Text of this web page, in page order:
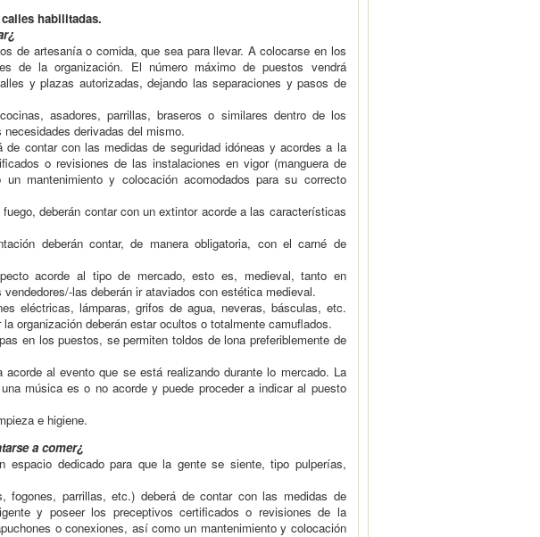
habilitadas.
de artesanía o comida, que sea para llevar. A colocarse en los
de la organización. El número máximo de puestos vendrá
y plazas autorizadas, dejando las separaciones y pasos de
asadores, parrillas, braseros o similares dentro de los
derivadas del mismo.
contar con las medidas de seguridad idóneas y acordes a la
o revisiones de las instalaciones en vigor (manguera de
mantenimiento y colocación acomodados para su correcto
deberán contar con un extintor acorde a las características
deberán contar, de manera obligatoria, con el carné de
acorde al tipo de mercado, esto es, medieval, tanto en
las deberán ir ataviados con estética medieval.
eléctricas, lámparas, grifos de agua, neveras, básculas, etc.
organización deberán estar ocultos o totalmente camuflados.
en los puestos, se permiten toldos de lona preferiblemente de
al evento que se está realizando durante lo mercado. La
música es o no acorde y puede proceder a indicar al puesto
e higiene.
a comer¿
espacio dedicado para que la gente se siente, tipo pulperías,
fogones, parrillas, etc.) deberá de contar con las medidas de
y poseer los preceptivos certificados o revisiones de la
o conexiones, así como un mantenimiento y colocación